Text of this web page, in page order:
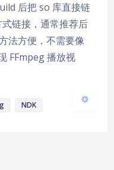
浅阴影 深阴影
日落 暗化 灰度
后把 so 库直接链
链接，通常推荐后
法方便，不需要像
FFmpeg 播放视
NDK